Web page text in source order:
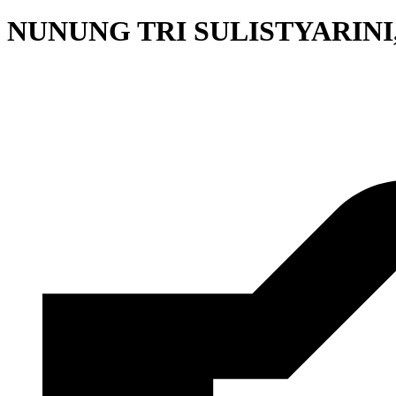
NUNUNG TRI